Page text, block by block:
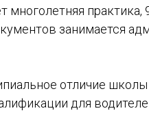
многолетняя
занимается
отличие школы
для